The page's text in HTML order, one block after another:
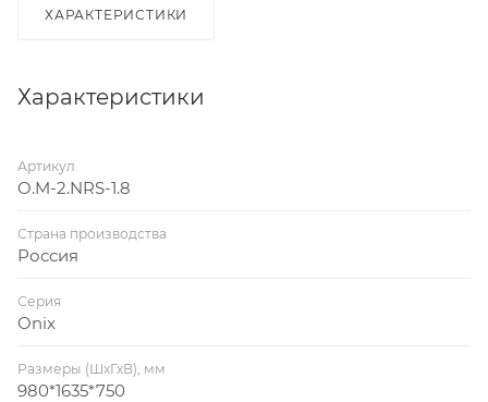
ХАРАКТЕРИСТИКИ
Характеристики
Артикул
O.M-2.NRS-1.8
Страна производства
Россия
Серия
Onix
Размеры (ШхГхВ), мм
980*1635*750